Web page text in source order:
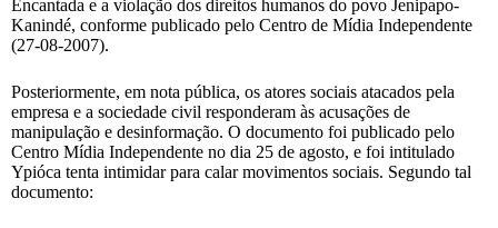
Encantada e a violação dos direitos humanos do povo Jenipapo-
Kanindé, conforme publicado pelo Centro de Mídia Independente
(27-08-2007).
Posteriormente, em nota pública, os atores sociais atacados pela
empresa e a sociedade civil responderam às acusações de
manipulação e desinformação. O documento foi publicado pelo
Centro Mídia Independente no dia 25 de agosto, e foi intitulado
Ypióca tenta intimidar para calar movimentos sociais. Segundo tal
documento: